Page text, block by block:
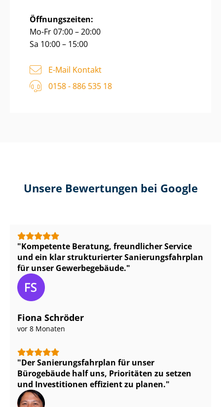
Öffnungszeiten:
Mo-Fr 07:00 – 20:00
Sa 10:00 – 15:00
E-Mail Kontakt
0158 - 886 535 18
Unsere Bewertungen bei Google
Kompetente Beratung, freundlicher Service
und ein klar strukturierter Sa­nie­rungs­fahr­plan
für unser Gewerbegebäude.
Fiona Schröder
vor 8 Monaten
Der Sa­nie­rungs­fahr­plan für unser
Bürogebäude half uns, Prioritäten zu setzen
und Investitionen effizient zu planen.